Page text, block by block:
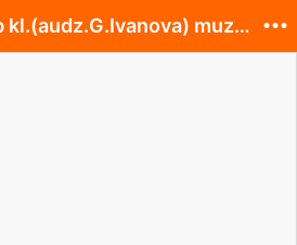
Preiļu 1.p-sk. 2b kl.(audz.G.Ivanova) muzejā